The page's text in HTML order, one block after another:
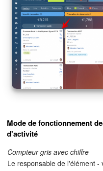
Mode de fonctionnement
d'activité
Compteur gris avec chiffre
Le responsable de l'élément -